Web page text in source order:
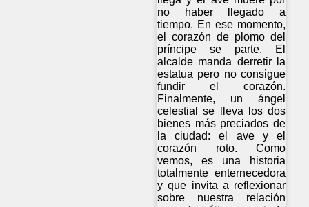
no haber llegado a
tiempo. En ese momento,
el corazón de plomo del
príncipe se parte. El
alcalde manda derretir la
estatua pero no consigue
fundir el corazón.
Finalmente, un ángel
celestial se lleva los dos
bienes más preciados de
la ciudad: el ave y el
corazón roto. Como
vemos, es una historia
totalmente enternecedora
y que invita a reflexionar
sobre nuestra relación